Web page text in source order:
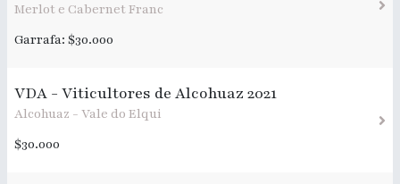
Merlot e Cabernet Franc
Garrafa: $30.000
VDA - Viticultores de Alcohuaz 2021
Alcohuaz - Vale do Elqui
$30.000